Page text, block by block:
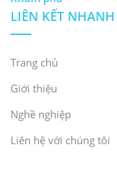
LIÊN KẾT NHANH
Trang chủ
Giới thiệu
Nghề nghiệp
Liên hệ với chúng tôi